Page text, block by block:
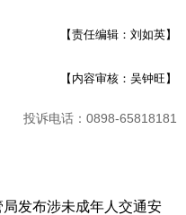
【责任编辑：刘如英】
【内容审核：吴钟旺】
投诉电话：0898-65818181
发布涉未成年人交通安